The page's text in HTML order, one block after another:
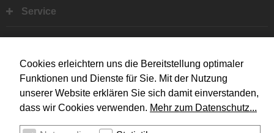
Cookies erleichtern uns die Bereitstellung optimaler
Funktionen und Dienste für Sie. Mit der Nutzung
unserer Website erklären Sie sich damit einverstanden,
dass wir Cookies verwenden. Mehr zum Datenschutz...
Service
Social Media